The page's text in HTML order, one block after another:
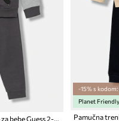
-15% s
Planet Friendly
Pamučna